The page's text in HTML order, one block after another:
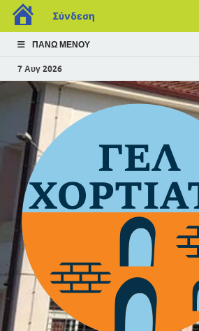
Σύνδεση
ΠΆΝΩ ΜΕΝΟΎ
7 Αυγ 2026